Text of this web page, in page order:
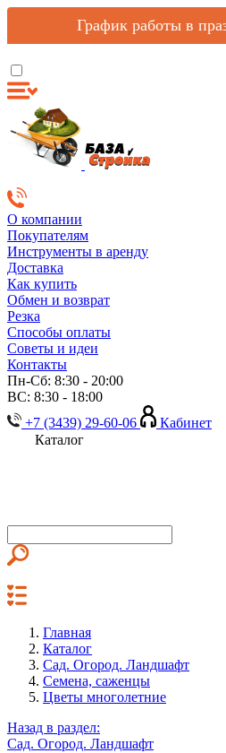
График работы в
О компании
Покупателям
Инструменты в аренду
Доставка
Как купить
Обмен и возврат
Резка
Способы оплаты
Советы и идеи
Контакты
Пн-Сб: 8:30 - 20:00
ВС: 8:30 - 18:00
+7 (3439) 29-60-06
Кабинет
Каталог
Главная
Каталог
Сад. Огород. Ландшафт
Семена, саженцы
Цветы многолетние
Назад в раздел:
Сад. Огород. Ландшафт